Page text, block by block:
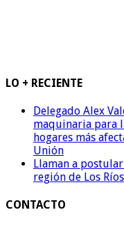
LO + RECIENTE
Delegado Alex
maquinaria para
hogares más
Unión
Llaman a
región de Los Ríos
CONTACTO